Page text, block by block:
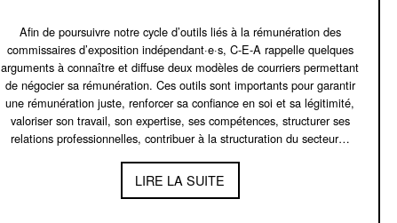
Afin de poursuivre notre cycle d’outils liés à la rémunération des
commissaires d’exposition indépendant·e·s, C-E-A rappelle quelques
arguments à connaître et diffuse deux modèles de courriers permettant
de négocier sa rémunération. Ces outils sont importants pour garantir
une rémunération juste, renforcer sa confiance en soi et sa légitimité,
valoriser son travail, son expertise, ses compétences, structurer ses
relations professionnelles, contribuer à la structuration du secteur…
LIRE LA SUITE